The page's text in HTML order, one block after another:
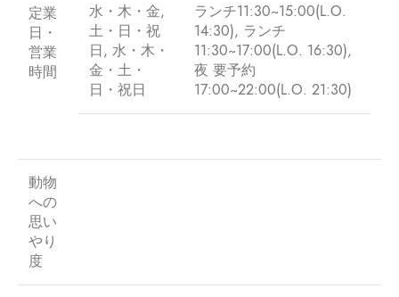
定業
日・
営業
時間
水・木・金,
土・日・祝
日, 水・木・
金・土・
日・祝日
ランチ11:30~15:00(L.O.
14:30), ランチ
11:30~17:00(L.O. 16:30),
夜 要予約
17:00~22:00(L.O. 21:30)
動物
への
思い
やり
度